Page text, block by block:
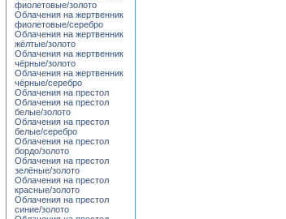
фиолетовые/золото
Облачения на жертвенник
фиолетовые/серебро
Облачения на жертвенник
жёлтые/золото
Облачения на жертвенник
чёрные/золото
Облачения на жертвенник
чёрные/серебро
Облачения на престол
Облачения на престол
белые/золото
Облачения на престол
белые/серебро
Облачения на престол
бордо/золото
Облачения на престол
зелёные/золото
Облачения на престол
красные/золото
Облачения на престол
синие/золото